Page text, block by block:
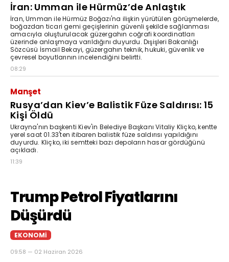
İran: Umman ile Hürmüz’de Anlaştık
İran, Umman ile Hürmüz Boğazı'na ilişkin yürütülen görüşmelerde,
boğazdan ticari gemi geçişlerinin güvenli şekilde sağlanması
amacıyla oluşturulacak güzergahın coğrafi koordinatları
üzerinde anlaşmaya varıldığını duyurdu. Dışişleri Bakanlığı
Sözcüsü İsmail Bekayi, güzergahın teknik, hukuki, güvenlik ve
çevresel boyutlarının incelendiğini belirtti.
08:29
Manşet
Rusya’dan Kiev’e Balistik Füze Saldırısı: 15
Kişi Öldü
Ukrayna'nın başkenti Kiev'in Belediye Başkanı Vitaliy Kliçko, kentte
yerel saat 01.33'ten itibaren balistik füze saldırısı yapıldığını
duyurdu. Kliçko, iki semtteki bazı depoların hasar gördüğünü
açıkladı.
11:39